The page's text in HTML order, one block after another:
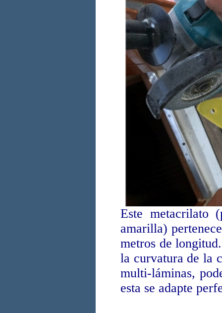
Este metacrilato
amarilla)
metros de
la curvatura de la
multi-láminas,
esta se adapte